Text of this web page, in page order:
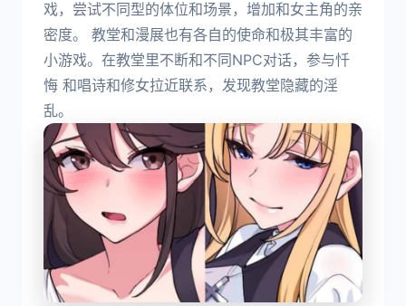
戏，尝试不同型的体位和场景，增加和女主角的亲
密度。 教堂和漫展也有各自的使命和极其丰富的
小游戏。在教堂里不断和不同NPC对话，参与忏
悔 和唱诗和修女拉近联系，发现教堂隐藏的淫
乱。